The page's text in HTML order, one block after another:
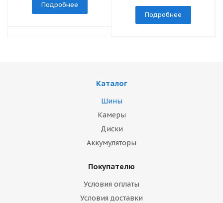
Подробнее
Подробнее
Каталог
Шины
Камеры
Диски
Аккумуляторы
Покупателю
Условия оплаты
Условия доставки